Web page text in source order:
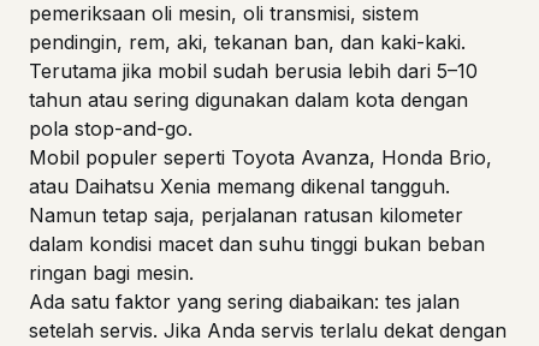
pemeriksaan oli mesin, oli transmisi, sistem
pendingin, rem, aki, tekanan ban, dan kaki-kaki.
Terutama jika mobil sudah berusia lebih dari 5–10
tahun atau sering digunakan dalam kota dengan
pola stop-and-go.
Mobil populer seperti Toyota Avanza, Honda Brio,
atau Daihatsu Xenia memang dikenal tangguh.
Namun tetap saja, perjalanan ratusan kilometer
dalam kondisi macet dan suhu tinggi bukan beban
ringan bagi mesin.
Ada satu faktor yang sering diabaikan: tes jalan
setelah servis. Jika Anda servis terlalu dekat dengan